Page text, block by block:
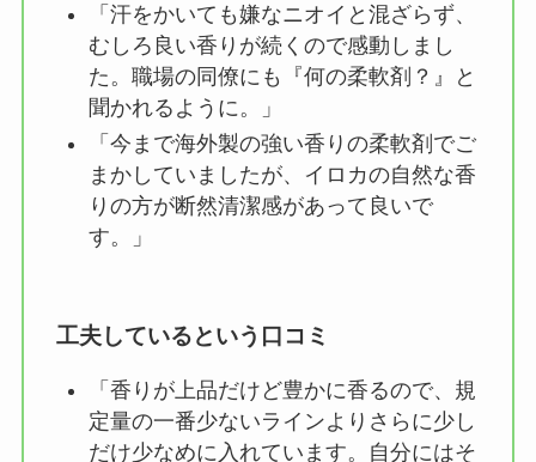
「汗をかいても嫌なニオイと混ざらず、
むしろ良い香りが続くので感動しまし
た。職場の同僚にも『何の柔軟剤？』と
聞かれるように。」
「今まで海外製の強い香りの柔軟剤でご
まかしていましたが、イロカの自然な香
りの方が断然清潔感があって良いで
す。」
工夫しているという口コミ
「香りが上品だけど豊かに香るので、規
定量の一番少ないラインよりさらに少し
だけ少なめに入れています。自分にはそ